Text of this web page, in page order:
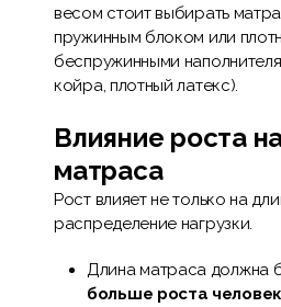
весом стоит выбирать
пружинным блоком или
беспружинными
койра, плотный латекс).
Влияние роста
матраса
Рост влияет не только на
распределение нагрузки.
Длина матраса должна
больше роста